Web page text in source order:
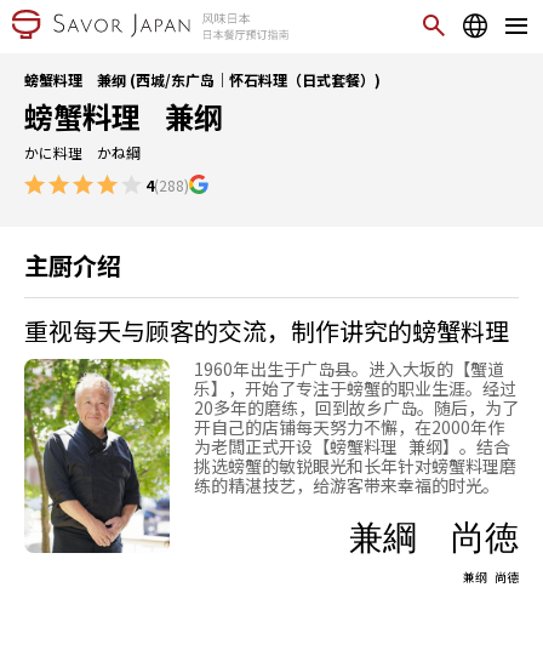
螃蟹料理 兼纲 (西城/东广岛｜怀石料理（日式套餐）)
螃蟹料理 兼纲
かに料理 かね綱
4(288)
主厨介绍
重视每天与顾客的交流，制作讲究的螃蟹料理
1960年出生于广岛县。进入大坂的【蟹道
乐】，开始了专注于螃蟹的职业生涯。经过
20多年的磨练，回到故乡广岛。随后，为了
开自己的店铺每天努力不懈，在2000年作
为老闆正式开设【螃蟹料理 兼纲】。结合
挑选螃蟹的敏锐眼光和长年针对螃蟹料理磨
练的精湛技艺，给游客带来幸福的时光。
兼綱 尚徳
兼纲 尚德